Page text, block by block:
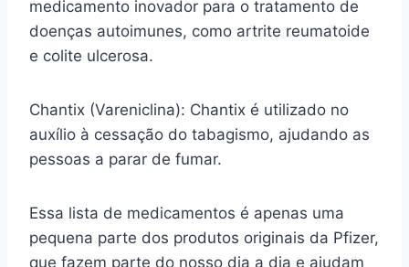
medicamento inovador para o tratamento de
doenças autoimunes, como artrite reumatoide
e colite ulcerosa.
Chantix (Vareniclina): Chantix é utilizado no
auxílio à cessação do tabagismo, ajudando as
pessoas a parar de fumar.
Essa lista de medicamentos é apenas uma
pequena parte dos produtos originais da Pfizer,
que fazem parte do nosso dia a dia e ajudam